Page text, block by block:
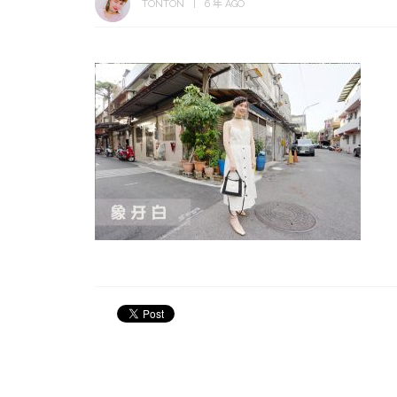
TONTON 6 年 AGO